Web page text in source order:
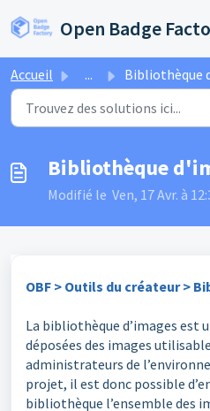
Accueil ... Bibliothèque
Bibliothèque
Modifié le Ven, 17 Avr. à
OBF > Outils du créateur >
La bibliothèque d’images est
déposées des images
administrateurs de
projet, il est donc possible
bibliothèque l’ensemble des